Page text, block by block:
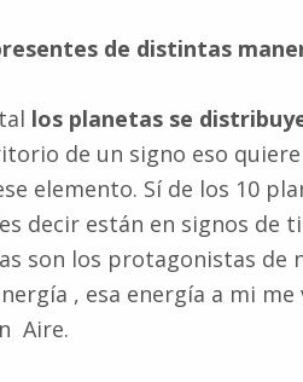
de distintas
los planetas se
de un signo eso
elemento. Sí de los 10
decir están en signos de
son los protagonistas de
, esa energía a mi
Aire.